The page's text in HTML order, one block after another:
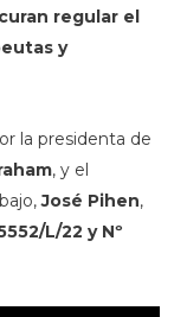
regular el
y
la presidenta de
, y el
José Pihen,
L/22 y Nº